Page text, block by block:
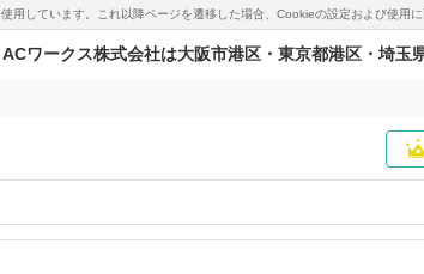
用しています。これ以降ページを遷移した場合、Cookieの設定および使用
ACワークス株式会社は大阪市港区・東京都港区・埼玉